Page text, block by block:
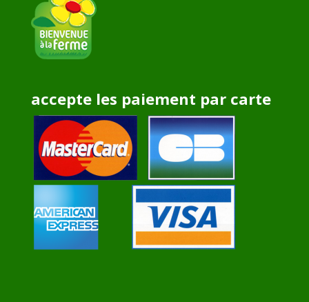
accepte les paiement par carte